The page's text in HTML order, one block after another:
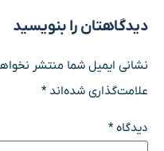
دیدگاهتان را بنویسید
نشانی ایمیل شما منتشر
علامت‌گذاری شده‌اند*
دیدگاه*